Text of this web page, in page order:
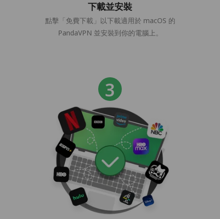
下載並安裝
點擊「免費下載」以下載適用於 macOS 的
PandaVPN 並安裝到你的電腦上。